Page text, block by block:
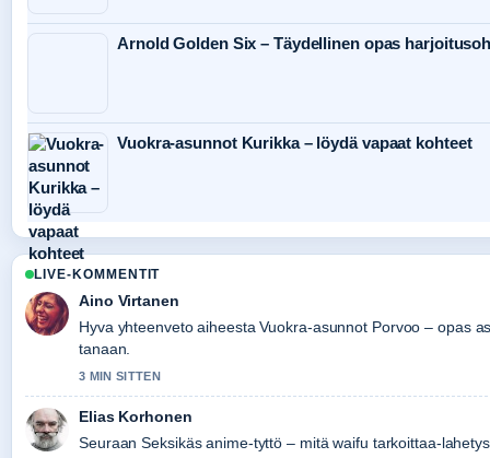
Arnold Golden Six – Täydellinen opas
Vuokra-asunnot Kurikka – löydä vapaat kohteet
LIVE-KOMMENTIT
Aino Virtanen
Hyva yhteenveto aiheesta Vuokra-asunnot Porvoo – opas
tanaan.
3 MIN SITTEN
Elias Korhonen
Seuraan Seksikäs anime-tyttö – mitä waifu tarkoittaa-